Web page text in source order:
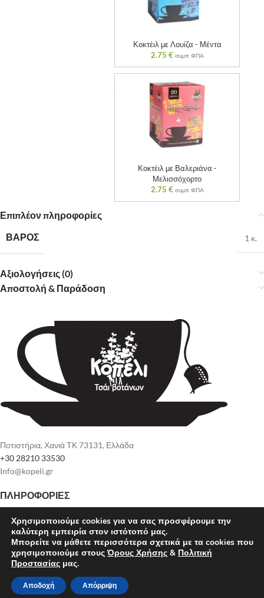
Κοκτέιλ με Λουίζα - Μέντα
2.75 € συμπ. ΦΠΑ
Κοκτέιλ με Βαλεριάνα -
Μελισσόχορτο
2.75 € συμπ. ΦΠΑ
Επιπλέον πληροφορίες
ΒΆΡΟΣ 1 κ.
Αξιολογήσεις (0)
Αποστολή & Παράδοση
Ποτιστήρια, Χανιά ΤΚ 73131, Ελλάδα
+30 28210 33530
Info@kopeli.gr
ΠΛΗΡΟΦΟΡΊΕΣ
kopeli.gr 2022 Designed and developed bySmartmoves.
Χρησιμοποιούμε cookies για να σας προσφέρουμε την
καλύτερη εμπειρία στον ιστότοπό μας.
Μπορείτε να μάθετε περισσότερα σχετικά με τα cookies που
χρησιμοποιούμε στουςΌρους Χρήσης & Πολιτική
Προστασίας μας.
Αποδοχή Απόρριψη
Ελληνικά